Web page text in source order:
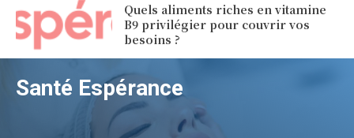
Quels aliments riches en vitamine
B9 privilégier pour couvrir vos
besoins ?
Santé Espérance